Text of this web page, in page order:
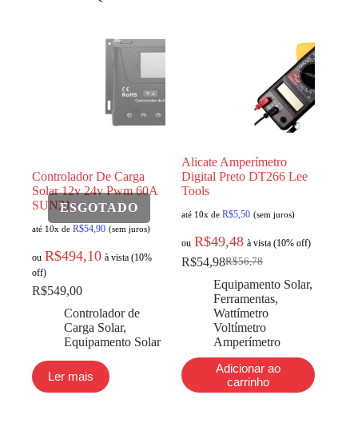
Controlador De Carga
Solar 12v 24v Pwm 60A
SUN21
até 10x de R$54,90 (sem juros)
ou R$494,10 à vista (10%
off)
R$549,00
Controlador de
Carga Solar,
Equipamento Solar
Ler mais
Alicate Amperímetro
Digital Preto DT266 Lee
Tools
até 10x deR$5,50 (sem juros)
ou R$49,48 à vista (10% off)
R$56,78
R$54,98
Equipamento Solar,
Ferramentas,
Wattímetro
Voltímetro
Amperímetro
Adicionar ao
carrinho